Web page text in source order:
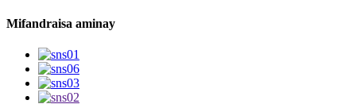
Mifandraisa aminay